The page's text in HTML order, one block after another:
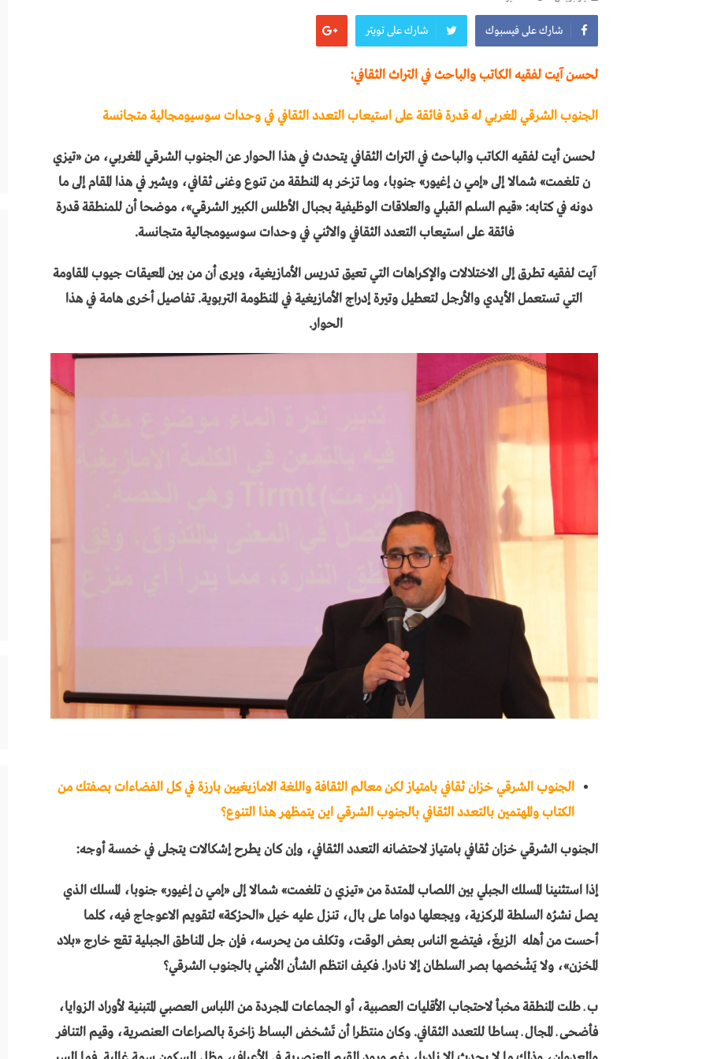
إصدار جديد يوثق الإطار القانوني لانتخابات مجلس النواب بالمغرب
شارك على فيسبوك شارك على تويتر
لحسن آيت لفقيه الكاتب والباحث في التراث الثقافي:
الجنوب الشرقي المغربي له قدرة فائقة على استيعاب التعدد الثقافي في وحدات سوسيومجالية متجانسة
لحسن أيت لفقيه الكاتب والباحث في التراث الثقافي يتحدث في هذا الحوار عن الجنوب الشرقي المغربي، من «تيزي
ن تلغمت» شمالا إلى «إمي ن إغيور» جنوبا، وما تزخر به المنطقة من تنوع وغنى ثقافي، ويشير في هذا المقام إلى ما
دونه في كتابه: «قيم السلم القبلي والعلاقات الوظيفية بجبال الأطلس الكبير الشرقي»، موضحا أن للمنطقة قدرة
فائقة على استيعاب التعدد الثقافي والاثني في وحدات سوسيومجالية متجانسة.
آيت لفقيه تطرق إلى الاختلالات والإكراهات التي تعيق تدريس الأمازيغية، ويرى أن من بين المعيقات جيوب المقاومة
التي تستعمل الأيدي والأرجل لتعطيل وتيرة إدراج الأمازيغية في المنظومة التربوية. تفاصيل أخرى هامة في هذا
الحوار.
الجنوب الشرقي خزان ثقافي بامتياز لكن معالم الثقافة واللغة الامازيغيين بارزة في كل الفضاءات بصفتك من
الكتاب والمهتمين بالتعدد الثقافي بالجنوب الشرقي اين يتمظهر هذا التنوع؟
الجنوب الشرقي خزان ثقافي بامتياز لاحتضانه التعدد الثقافي، وإن كان يطرح إشكالات يتجلى في خمسة أوجه:
إذا استثنينا المسلك الجبلي بين اللصاب الممتدة من «تيزي ن تلغمت» شمالا إلى «إمي ن إغيور» جنوبا، المسلك الذي
يصل نشرُه السلطة المركزية، ويجعلها دواما على بال، تنزل عليه خيل «الحرْكة» لتقويم الاعوجاج فيه، كلما
أحست من أهله الزيغَ، فيتضع الناس بعض الوقت، وتكلف من يحرسه، فإن جل المناطق الجبلية تقع خارج «بلاد
المخزن»، ولا يَشْخصها بصر السلطان إلا نادرا. فكيف انتظم الشأن الأمني بالجنوب الشرقي؟
ب ـ طلت المنطقة مخبأ لاحتجاب الأقليات العصبية، أو الجماعات المجردة من اللباس العصبي المتبنية لأوراد الزوايا،
فأضحى ـ المجال ـ بساطا للتعدد الثقافي. وكان منتظرا أن تَشخض البساط زاخرة بالصراعات العنصرية، وقيم التنافر